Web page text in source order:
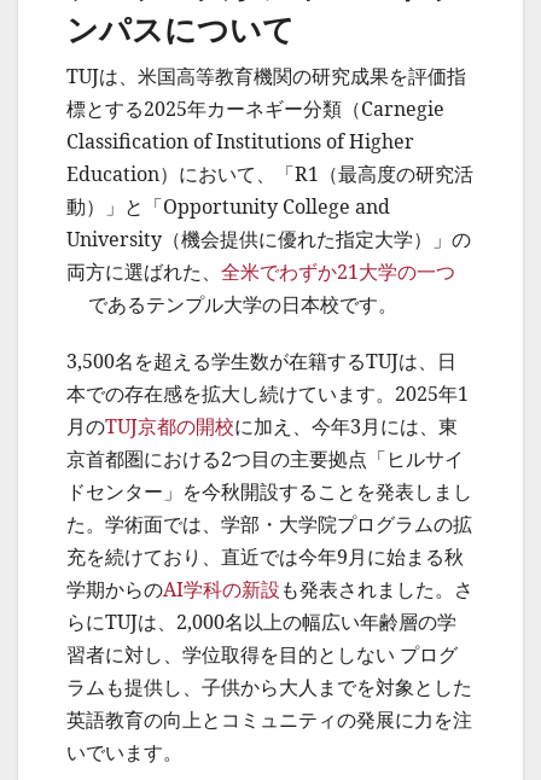
ンパスについて
TUJは、米国高等教育機関の研究成果を評価指
標とする2025年カーネギー分類（Carnegie
Classification of Institutions of Higher
Education）において、「R1（最高度の研究活
動）」と「Opportunity College and
University（機会提供に優れた指定大学）」の
両方に選ばれた、 全米でわずか21大学の一つ
であるテンプル大学の日本校です。
3,500名を超える学生数が在籍するTUJは、日
本での存在感を拡大し続けています。2025年1
月のTUJ京都の開校に加え、今年3月には、東
京首都圏における2つ目の主要拠点「ヒルサイ
ドセンター」を今秋開設することを発表しまし
た。学術面では、学部・大学院プログラムの拡
充を続けており、直近では今年9月に始まる秋
学期からのAI学科の新設も発表されました。さ
らにTUJは、2,000名以上の幅広い年齢層の学
習者に対し、学位取得を目的としない プログ
ラムも提供し、子供から大人までを対象とした
英語教育の向上とコミュニティの発展に力を注
いでいます。